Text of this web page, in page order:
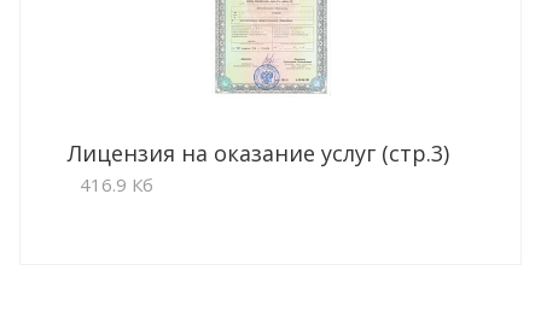
Лицензия на оказание услуг (стр.3)
416.9 Кб